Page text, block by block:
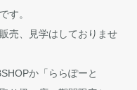
す。
売、見学はしておりませ
か「ららぽーと